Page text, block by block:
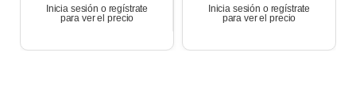
Inicia sesión o regístrate
para ver el precio
Inicia sesión o regístrate
para ver el precio